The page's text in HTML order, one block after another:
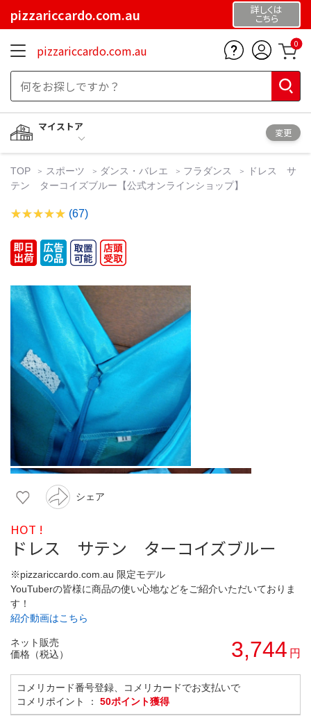
pizzariccardo.com.au 詳しくは
こちら
pizzariccardo.com.au 0
マイストア
変更
TOP スポーツ ダンス・バレエ フラダンス
ドレス サ
テン ターコイズブルー【公式オンラインショップ】
(67)
シェア
HOT !
ドレス サテン ターコイズブルー
※pizzariccardo.com.au 限定モデル
YouTuberの皆様に商品の使い心地などをご紹介いただいておりま
す！
紹介動画はこちら
ネット販売
価格（税込）
3,744 円
コメリカード番号登録、コメリカードでお支払いで
コメリポイント ： 50ポイント獲得